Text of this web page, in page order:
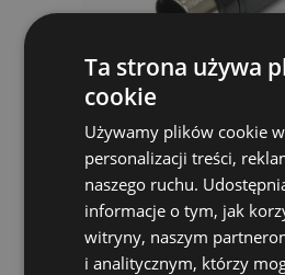
Tri 7293 -
TRI
1,00 zł
Ta strona używa
cookie
Używamy plików cookie
personalizacji treści,
naszego ruchu.
informacje o tym, jak
witryny, naszym
i analitycznym, którzy